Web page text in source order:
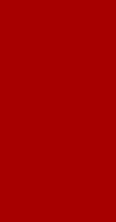
họa
541 lít EQE6000A-B có
541 lít, được trang bị nhiều công
nghệ Taste Guard khử mùi
Sản phẩm này sẽ là sự lựa
– 5 thành viên.